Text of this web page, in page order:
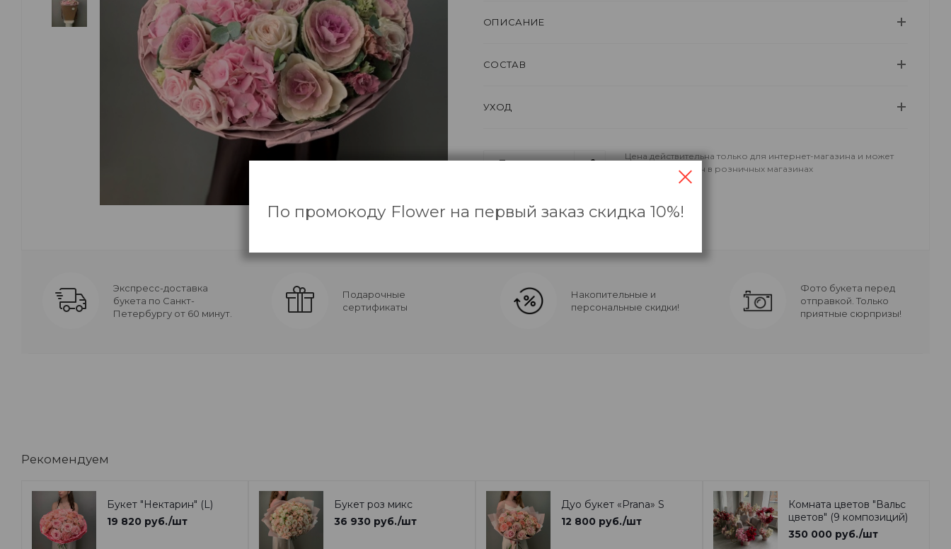
ОПИСАНИЕ
СОСТАВ
УХОД
Поделиться
Цена действительна только для интернет-магазина и может
отличаться от цен в розничных магазинах
Экспресс-доставка
букета по Санкт-
Петербургу от 60 минут.
Подарочные
сертификаты
Накопительные и
персональные скидки!
Фото букета перед
отправкой. Только
приятные сюрпризы!
Рекомендуем
Букет "Нектарин" (L)
19 820 руб./шт
Букет роз микс
36 930 руб./шт
Дуо букет «Prana» S
12 800 руб./шт
Комната цветов "Вальс
цветов" (9 композиций)
350 000 руб./шт
По промокоду Flower на первый заказ скидка 10%!